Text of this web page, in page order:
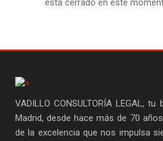
está cerrado en este
VADILLO CONSULTORÍA LEGAL,
Madrid, desde hace más de 70
de la excelencia que nos impulsa